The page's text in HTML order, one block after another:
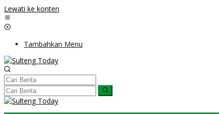
Lewati ke konten
Tambahkan Menu